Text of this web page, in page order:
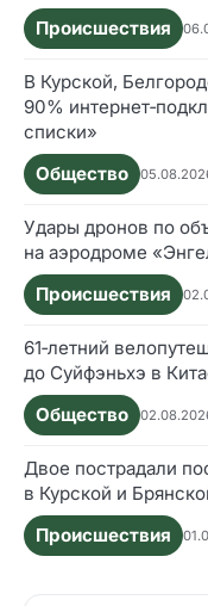
Происшествия
В Курской,
90%
списки»
Общество
Удары дронов по
на аэродроме
Происшествия
61‑летний
до Суйфэньхэ в
Общество
Двое пострадали
в Курской и
Происшествия